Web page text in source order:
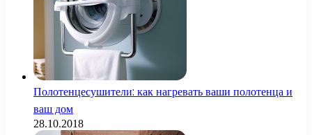
Полотенцесушители: как нагревать ваши полотенца и
ваш дом
28.10.2018